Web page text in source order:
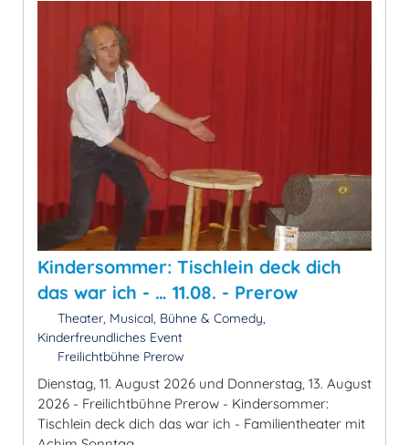
Kindersommer: Tischlein deck dich
das war ich - … 11.08. - Prerow
Theater, Musical, Bühne & Comedy,
Kinderfreundliches Event
Freilichtbühne Prerow
Dienstag, 11. August 2026 und Donnerstag, 13. August
2026 - Freilichtbühne Prerow - Kindersommer:
Tischlein deck dich das war ich - Familientheater mit